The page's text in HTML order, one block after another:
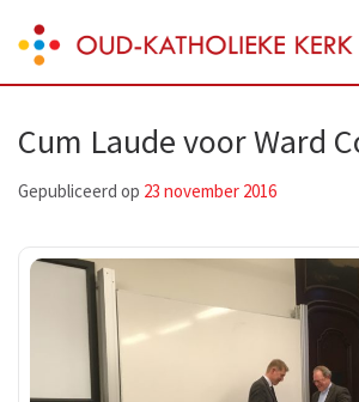
to
content
Enter)
Oud-Katholieke Kerk
Cum Laude voor Ward
Gepubliceerd op 23 november 2016